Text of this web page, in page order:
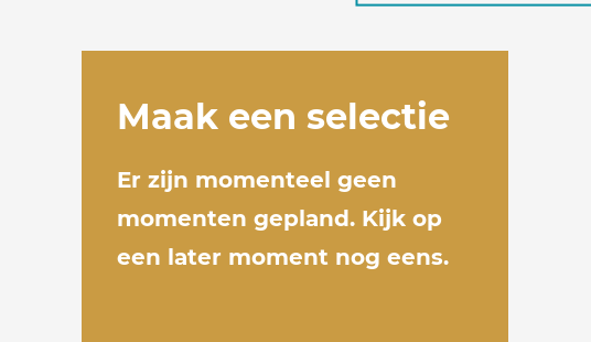
Maak een selectie
Er zijn momenteel geen
momenten gepland. Kijk op
een later moment nog eens.